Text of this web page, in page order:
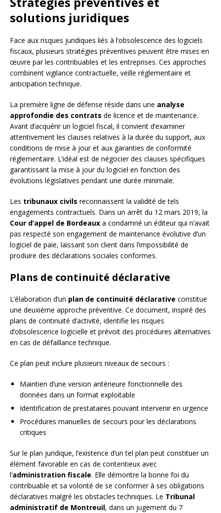
solutions juridiques
Face aux risques juridiques liés à l’obsolescence des logiciels
fiscaux, plusieurs stratégies préventives peuvent être mises en
œuvre par les contribuables et les entreprises. Ces approches
combinent vigilance contractuelle, veille réglementaire et
anticipation technique.
La première ligne de défense réside dans une analyse
approfondie des contrats de licence et de maintenance.
Avant d’acquérir un logiciel fiscal, il convient d’examiner
attentivement les clauses relatives à la durée du support, aux
conditions de mise à jour et aux garanties de conformité
réglementaire. L’idéal est de négocier des clauses spécifiques
garantissant la mise à jour du logiciel en fonction des
évolutions législatives pendant une durée minimale.
Les tribunaux civils reconnaissent la validité de tels
engagements contractuels. Dans un arrêt du 12 mars 2019, la
Cour d’appel de Bordeaux a condamné un éditeur qui n’avait
pas respecté son engagement de maintenance évolutive d’un
logiciel de paie, laissant son client dans l’impossibilité de
produire des déclarations sociales conformes.
Plans de continuité déclarative
L’élaboration d’un plan de continuité déclarative constitue
une deuxième approche préventive. Ce document, inspiré des
plans de continuité d’activité, identifie les risques
d’obsolescence logicielle et prévoit des procédures alternatives
en cas de défaillance technique.
Ce plan peut inclure plusieurs niveaux de secours :
Maintien d’une version antérieure fonctionnelle des
données dans un format exploitable
Identification de prestataires pouvant intervenir en urgence
Procédures manuelles de secours pour les déclarations
critiques
Sur le plan juridique, l’existence d’un tel plan peut constituer un
élément favorable en cas de contentieux avec
l’administration fiscale. Elle démontre la bonne foi du
contribuable et sa volonté de se conformer à ses obligations
déclaratives malgré les obstacles techniques. Le Tribunal
administratif de Montreuil, dans un jugement du 7